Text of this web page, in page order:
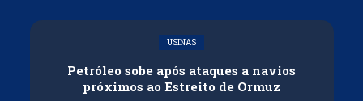
USINAS
Petróleo sobe após ataques a navios
próximos ao Estreito de Ormuz